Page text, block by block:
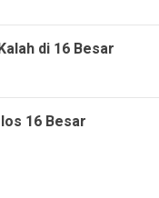
di 16 Besar
16 Besar